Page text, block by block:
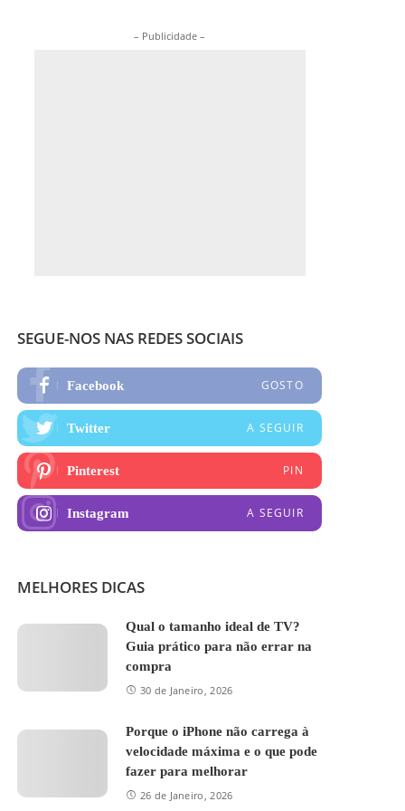
– Publicidade –
SEGUE-NOS NAS REDES SOCIAIS
Facebook GOSTO
Twitter A SEGUIR
Pinterest PIN
Instagram A SEGUIR
MELHORES DICAS
Qual o tamanho ideal de TV?
Guia prático para não errar na
compra
30 de Janeiro, 2026
Porque o iPhone não carrega à
velocidade máxima e o que pode
fazer para melhorar
26 de Janeiro, 2026